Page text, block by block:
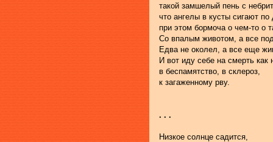
такой замшелый пень с
что ангелы в кусты сигают по
при этом бормоча о чем-то о
Со впалым животом, а все
Едва не околел, а все еще
И вот иду себе на смерть как
в беспамятство, в склероз,
к загаженному рву.
. . .
Низкое солнце садится,